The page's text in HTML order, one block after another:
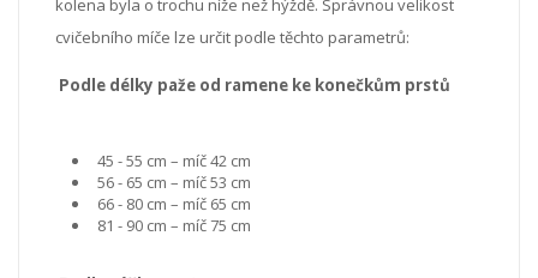
kolena byla o trochu níže než hýždě. Správnou velikost
cvičebního míče lze určit podle těchto parametrů:
Podle délky paže od ramene ke konečkům prstů
45 - 55 cm – míč 42 cm
56 - 65 cm – míč 53 cm
66 - 80 cm – míč 65 cm
81 - 90 cm – míč 75 cm